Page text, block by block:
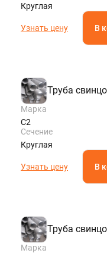
Круглая
Узнать цену В
Труба
Марка
С2
Сечение
Круглая
Узнать цену В
Труба
Марка